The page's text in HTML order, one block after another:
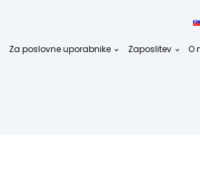
Za poslovne uporabnike Zaposlitev O